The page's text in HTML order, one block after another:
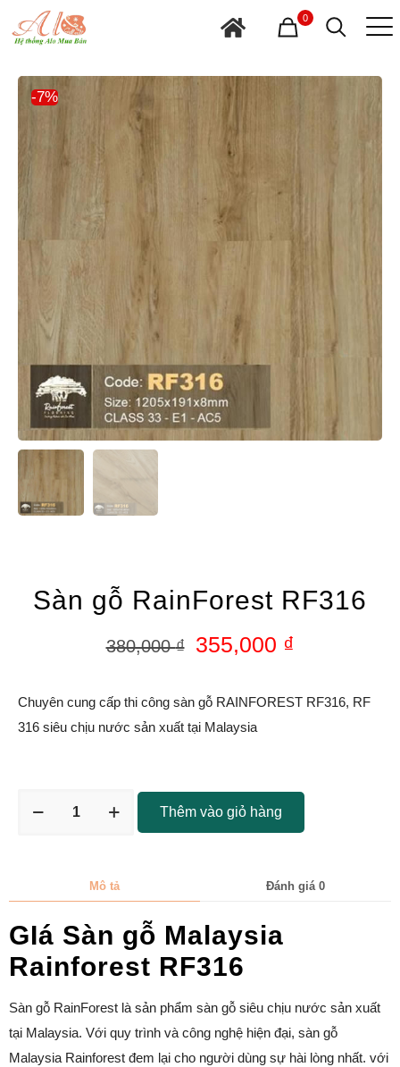
0
-7%
Sàn gỗ RainForest RF316
380,000₫ 355,000 ₫
Chuyên cung cấp thi công sàn gỗ RAINFOREST RF316, RF
316 siêu chịu nước sản xuất tại Malaysia
Thêm vào giỏ hàng
Mô tả Đánh giá 0
GIá Sàn gỗ Malaysia
Rainforest RF316
Sàn gỗ RainForest là sản phẩm sàn gỗ siêu chịu nước sản xuất
tại Malaysia. Với quy trình và công nghệ hiện đại, sàn gỗ
Malaysia Rainforest đem lại cho người dùng sự hài lòng nhất. với